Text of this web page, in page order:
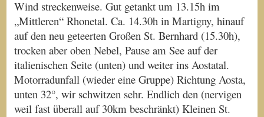
Wind streckenweise. Gut getankt um 13.15h im
„Mittleren“ Rhonetal. Ca. 14.30h in Martigny, hinauf
auf den neu geteerten Großen St. Bernhard (15.30h),
trocken aber oben Nebel, Pause am See auf der
italienischen Seite (unten) und weiter ins Aostatal.
Motorradunfall (wieder eine Gruppe) Richtung Aosta,
unten 32°, wir schwitzen sehr. Endlich den (nervigen
weil fast überall auf 30km beschränkt) Kleinen St.